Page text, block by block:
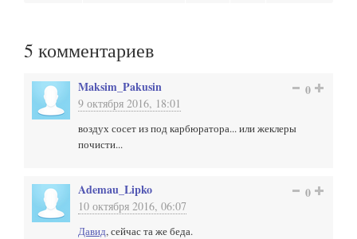
5 комментариев
Maksim_Pakusin
9 октября 2016, 18:01
0
воздух сосет из под карбюратора... или жеклеры
почисти...
Ademau_Lipko
10 октября 2016, 06:07
0
Давид, сейчас та же беда.